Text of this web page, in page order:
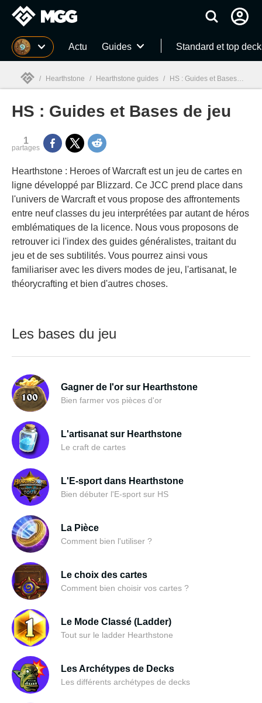
MGG Actu Guides Standard et top
MGG
/ Hearthstone / Hearthstone guides / HS : Guides et Bases de jeu
HS : Guides et Bases de jeu
1
partages
Hearthstone : Heroes of Warcraft est un jeu de cartes en
ligne développé par Blizzard. Ce JCC prend place dans
l'univers de Warcraft et vous propose des affrontements
entre neuf classes du jeu interprétées par autant de héros
emblématiques de la licence. Nous vous proposons de
retrouver ici l'index des guides généralistes, traitant du
jeu et de ses subtilités. Vous pourrez ainsi vous
familiariser avec les divers modes de jeu, l'artisanat, le
théorycrafting et bien d'autres choses.
Les bases du jeu
Gagner de l'or sur Hearthstone
Bien farmer vos pièces d'or
L'artisanat sur Hearthstone
Le craft de cartes
L'E-sport dans Hearthstone
Bien débuter l'E-sport sur HS
La Pièce
Comment bien l'utiliser ?
Le choix des cartes
Comment bien choisir vos cartes ?
Le Mode Classé (Ladder)
Tout sur le ladder Hearthstone
Les Archétypes de Decks
Les différents archétypes de decks